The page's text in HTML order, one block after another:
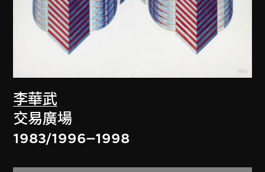
李華武
交易廣場
1983/1996–1998